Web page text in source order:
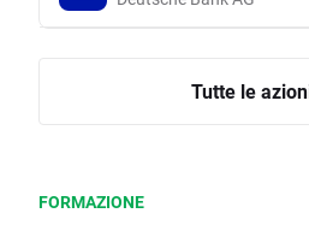
Tutte le
FORMAZIONE